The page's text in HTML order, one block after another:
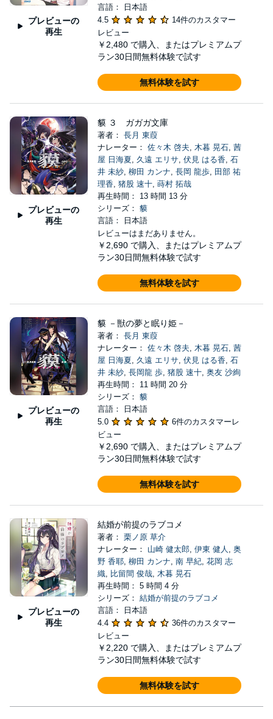
プレビューの
再生
言語： 日本語
4.5
14件のカスタマー
レビュー
￥2,480 で購入、またはプレミアムプ
ラン30日間無料体験で試す
無料体験を試す
プレビューの
再生
貘 ３ ガガガ文庫
著者： 長月 東葭
ナレーター： 佐々木 啓夫, 木暮 晃石, 茜
屋 日海夏, 久遠 エリサ, 伏見 はる香, 石
井 未紗, 柳田 カンナ, 長岡 龍歩, 田部 祐
理香, 猪股 速十, 蒔村 拓哉
再生時間： 13 時間 13 分
シリーズ： 貘
言語： 日本語
レビューはまだありません。
￥2,690 で購入、またはプレミアムプ
ラン30日間無料体験で試す
無料体験を試す
プレビューの
再生
貘 －獣の夢と眠り姫－
著者： 長月 東葭
ナレーター： 佐々木 啓夫, 木暮 晃石, 茜
屋 日海夏, 久遠 エリサ, 伏見 はる香, 石
井 未紗, 長岡龍 歩, 猪股 速十, 奥友 沙絢
再生時間： 11 時間 20 分
シリーズ： 貘
言語： 日本語
5.0
6件のカスタマーレ
ビュー
￥2,690 で購入、またはプレミアムプ
ラン30日間無料体験で試す
無料体験を試す
プレビューの
再生
結婚が前提のラブコメ
著者： 栗ノ原 草介
ナレーター： 山崎 健太郎, 伊東 健人 , 奥
野 香耶, 柳田 カンナ, 南 早紀, 花岡 志
織, 比留間 俊哉, 木暮 晃石
再生時間： 5 時間 4 分
シリーズ： 結婚が前提のラブコメ
言語： 日本語
4.4
36件のカスタマー
レビュー
￥2,220 で購入、またはプレミアムプ
ラン30日間無料体験で試す
無料体験を試す